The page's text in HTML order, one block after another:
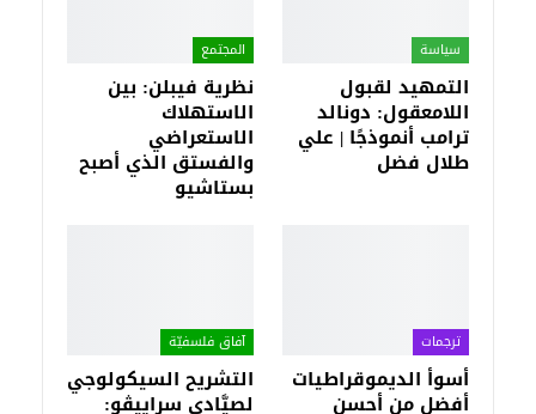
سياسة
التمهيد لقبول
اللامعقول: دونالد
ترامب أنموذجًا | علي
طلال فضل
المجتمع
نظرية فيبلن: بين
الاستهلاك
الاستعراضي
والفستق الذي أصبح
بستاشيو
ترجمات
أسوأ الديموقراطيات
أفضل من أحسن
آفاق فلسفيّة‎
التشريح السيكولوجي
لصيَّادي سراييڤو: